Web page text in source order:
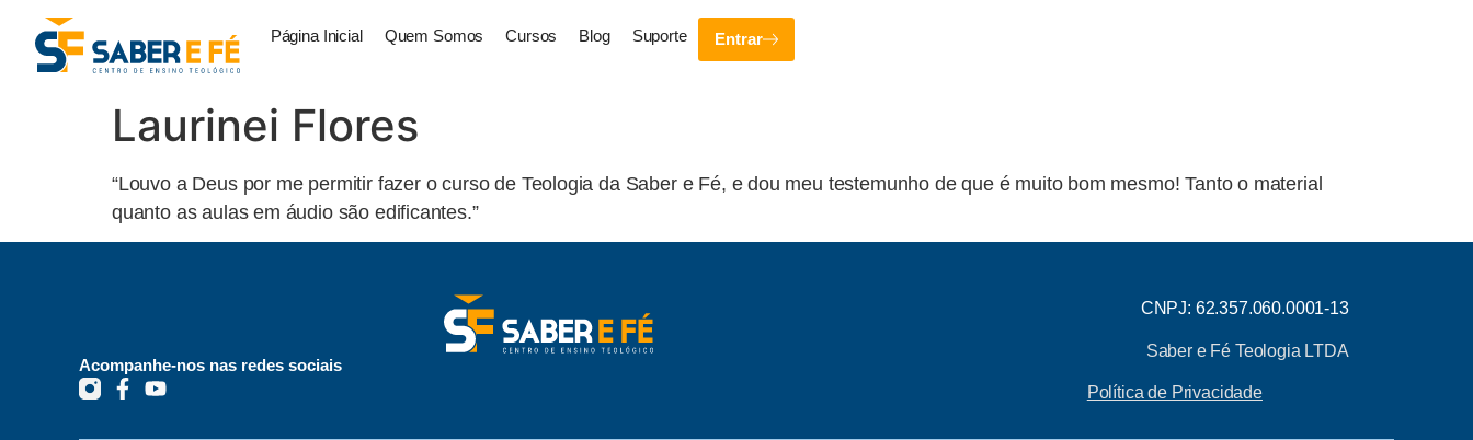
Página Inicial Quem Somos Cursos Blog Suporte Entrar
Laurinei Flores
“Louvo a Deus por me permitir fazer o curso de Teologia da Saber e Fé, e dou meu testemunho de que é muito bom mesmo! Tanto o material
quanto as aulas em áudio são edificantes.”
Acompanhe-nos nas redes sociais
CNPJ: 62.357.060.0001-13
Saber e Fé Teologia LTDA
Política de Privacidade